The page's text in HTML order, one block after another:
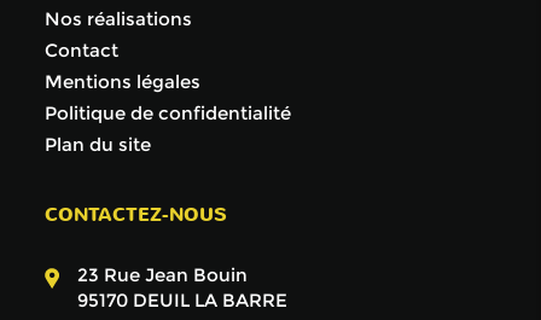
Nos réalisations
Contact
Mentions légales
Politique de confidentialité
Plan du site
CONTACTEZ-NOUS
23 Rue Jean Bouin
95170 DEUIL LA BARRE